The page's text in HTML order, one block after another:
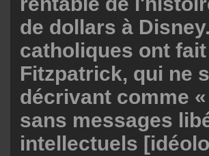
de dollars à
catholiques ont
Fitzpatrick, qui ne
décrivant comme
sans messages
intellectuels